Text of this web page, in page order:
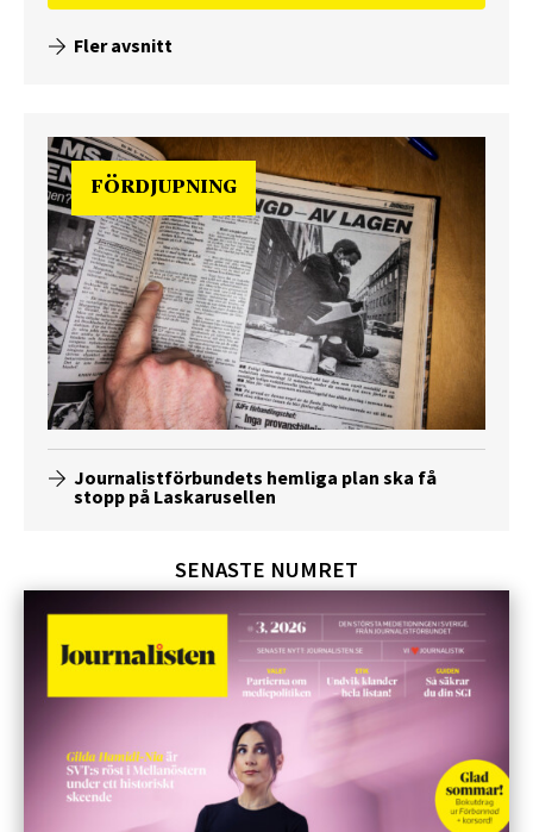
Fler avsnitt
FÖRDJUPNING
Journalistförbundets hemliga plan ska få
stopp på Laskarusellen
SENASTE NUMRET